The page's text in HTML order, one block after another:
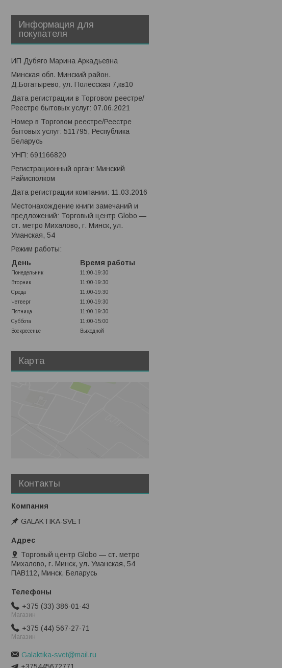
Информация для
покупателя
ИП Дубяго Марина Аркадьевна
Минская обл. Минский район.
Д.Богатырево, ул. Полесская 7,кв10
Дата регистрации в Торговом реестре/
Реестре бытовых услуг: 07.06.2021
Номер в Торговом реестре/Реестре
бытовых услуг: 511795, Республика
Беларусь
УНП: 691166820
Регистрационный орган: Минский
Райисполком
Дата регистрации компании: 11.03.2016
Местонахождение книги замечаний и
предложений: Торговый центр Globo —
ст. метро Михалово, г. Минск, ул.
Уманская, 54
Режим работы:
День
Время работы
Понедельник
11:00-19:30
Вторник
11:00-19:30
Среда
11:00-19:30
Четверг
11:00-19:30
Пятница
11:00-19:30
Суббота
11:00-15:00
Воскресенье
Выходной
Карта
Контакты
GALAKTIKA-SVET
Торговый центр Globo — ст. метро
Михалово, г. Минск, ул. Уманская, 54
ПАВ112, Минск, Беларусь
+375 (33) 386-01-43
Магазин
+375 (44) 567-27-71
Магазин
Galaktika-svet@mail.ru